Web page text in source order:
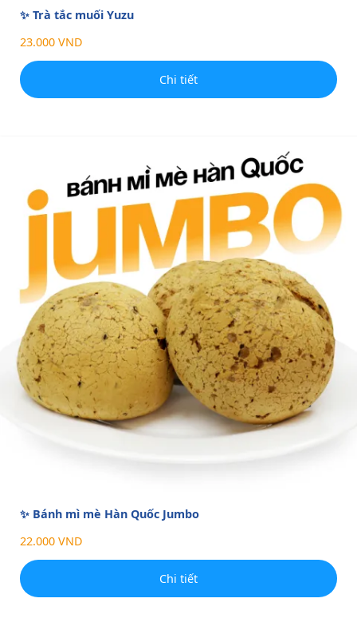
✨ Trà tắc muối Yuzu
23.000 VND
Chi tiết
✨ Bánh mì mè Hàn Quốc Jumbo
22.000 VND
Chi tiết